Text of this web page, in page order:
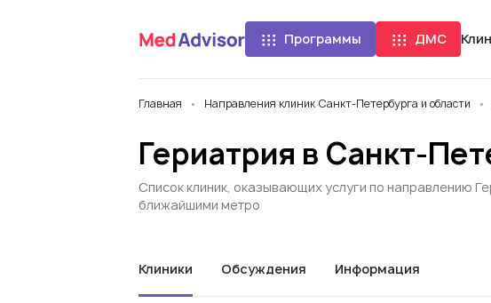
Программы ДМС
Главная Направления клиник Санкт-Петербурга и области
Гериатрия в Санкт-
Список клиник, оказывающих услуги по направлению
ближайшими метро
Клиники Обсуждения Информация